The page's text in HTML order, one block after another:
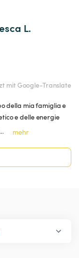
L.
mit Google-Translate
della mia famiglia e
e delle energie
mehr